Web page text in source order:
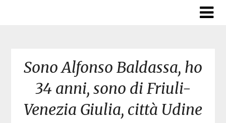
Sono Alfonso Baldassa, ho
34 anni, sono di Friuli-
Venezia Giulia, città Udine